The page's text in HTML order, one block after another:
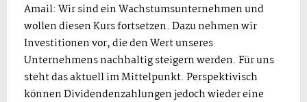
Amail: Wir sind ein Wachstumsunternehmen und
wollen diesen Kurs fortsetzen. Dazu nehmen wir
Investitionen vor, die den Wert unseres
Unternehmens nachhaltig steigern werden. Für uns
steht das aktuell im Mittelpunkt. Perspektivisch
können Dividendenzahlungen jedoch wieder eine